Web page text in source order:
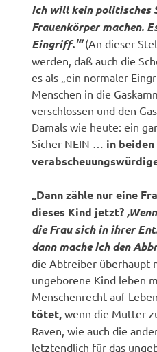
Ich will kein politisches
Frauenkörper machen.
Eingriff.'“(An dieser
werden, daß auch die
es als „ein normaler
Menschen in die
verschlossen und den
Damals wie heute: ein
Sicher NEIN … in
„Dann zähle nur eine
dieses Kind jetzt?
die Frau sich in ihrer
dann mache ich den
die Abtreiber überhaupt
ungeborene Kind leben
Menschenrecht auf
tötet,wenn die Mutter
Raven, wie auch die
letztendlich für das